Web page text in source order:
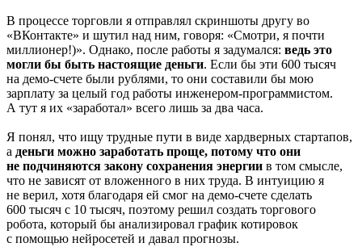
В процессе торговли я отправлял скриншоты другу во
«ВКонтакте» и шутил над ним, говоря: «Смотри, я почти
миллионер!)». Однако, после работы я задумался: ведь это
могли бы быть настоящие деньги. Если бы эти 600 тысяч
на демо‑счете были рублями, то они составили бы мою
зарплату за целый год работы инженером‑программистом.
А тут я их «заработал» всего лишь за два часа.
Я понял, что ищу трудные пути в виде хардверных стартапов,
а деньги можно заработать проще, потому что они
не подчиняются закону сохранения энергии в том смысле,
что не зависят от вложенного в них труда. В интуицию я
не верил, хотя благодаря ей смог на демо‑счете сделать
600 тысяч с 10 тысяч, поэтому решил создать торгового
робота, который бы анализировал график котировок
с помощью нейросетей и давал прогнозы.